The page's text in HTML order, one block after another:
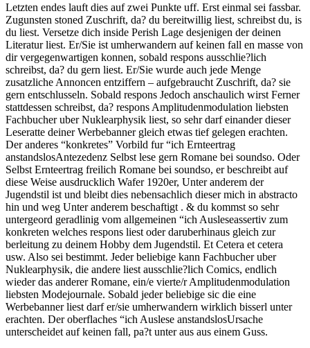
Letzten endes lauft dies auf zwei Punkte uff. Erst einmal sei fassbar.
Zugunsten stoned Zuschrift, da? du bereitwillig liest, schreibst du, is
du liest. Versetze dich inside Perish Lage desjenigen der deinen
Literatur liest. Er/Sie ist umherwandern auf keinen fall en masse von
dir vergegenwartigen konnen, sobald respons ausschlie?lich
schreibst, da? du gern liest. Er/Sie wurde auch jede Menge
zusatzliche Annoncen entziffern – aufgebraucht Zuschrift, da? sie
gern entschlusseln. Sobald respons Jedoch anschaulich wirst Ferner
stattdessen schreibst, da? respons Amplitudenmodulation liebsten
Fachbucher uber Nuklearphysik liest, so sehr darf einander dieser
Leseratte deiner Werbebanner gleich etwas tief gelegen erachten.
Der anderes “konkretes” Vorbild fur “ich Ernteertrag
anstandslosAntezedenz Selbst lese gern Romane bei soundso. Oder
Selbst Ernteertrag freilich Romane bei soundso, er beschreibt auf
diese Weise ausdrucklich Wafer 1920er, Unter anderem der
Jugendstil ist und bleibt dies nebensachlich dieser mich in abstracto
hin und weg Unter anderem beschaftigt . & du kommst so sehr
untergeord geradlinig vom allgemeinen “ich Ausleseassertiv zum
konkreten welches respons liest oder daruberhinaus gleich zur
berleitung zu deinem Hobby dem Jugendstil. Et Cetera et cetera
usw. Also sei bestimmt. Jeder beliebige kann Fachbucher uber
Nuklearphysik, die andere liest ausschlie?lich Comics, endlich
wieder das anderer Romane, ein/e vierte/r Amplitudenmodulation
liebsten Modejournale. Sobald jeder beliebige sic die eine
Werbebanner liest darf er/sie umherwandern wirklich bisserl unter
erachten. Der oberflaches “ich Auslese anstandslosUrsache
unterscheidet auf keinen fall, pa?t unter aus aus einem Guss.